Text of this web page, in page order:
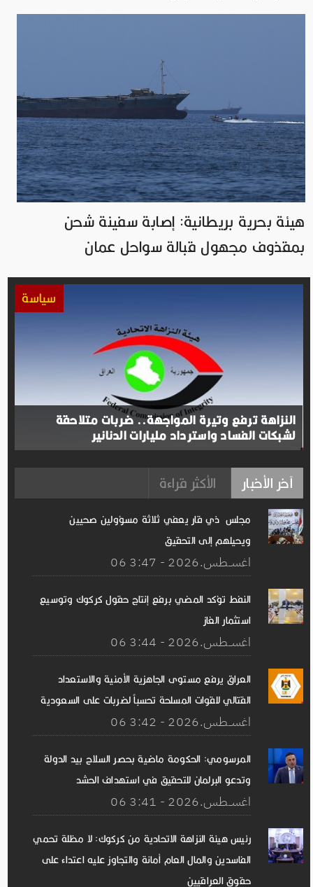
هيئة بحرية بريطانية: إصابة سفينة شحن
بمقذوف مجهول قبالة سواحل عمان
سياسة
النزاهة ترفع وتيرة المواجهة.. ضربات متلاحقة
لشبكات الفساد واسترداد مليارات الدنانير
آخر الأخبار الأكثر قراءة
مجلس ذي قار يعفي ثلاثة مسؤولين صحيين
ويحيلهم إلى التحقيق
06 اغســطس.2026 - 3:47
النفط تؤكد المضي برفع إنتاج حقول كركوك وتوسيع
استثمار الغاز
06 اغســطس.2026 - 3:44
العراق يرفع مستوى الجاهزية الأمنية والاستعداد
القتالي للقوات المسلحة تحسباً لضربات على السعودية
06 اغســطس.2026 - 3:42
المرسومي: الحكومة ماضية بحصر السلاح بيد الدولة
وتدعو البرلمان للتحقيق في استهداف الحشد
06 اغســطس.2026 - 3:41
رئيس هيئة النزاهة الاتحادية من كركوك: لا مظلة تحمي
الفاسدين والمال العام أمانة والتجاوز عليه اعتداء على
حقوق العراقيين